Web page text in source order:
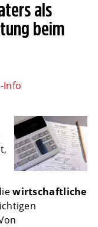
als
beim
Info
wirtschaftliche